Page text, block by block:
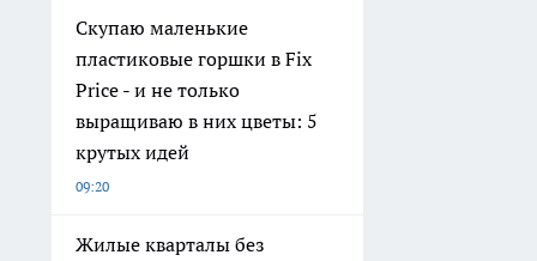
Скупаю маленькие
пластиковые горшки в Fix
Price - и не только
выращиваю в них цветы: 5
крутых идей
09:20
Жилые кварталы без